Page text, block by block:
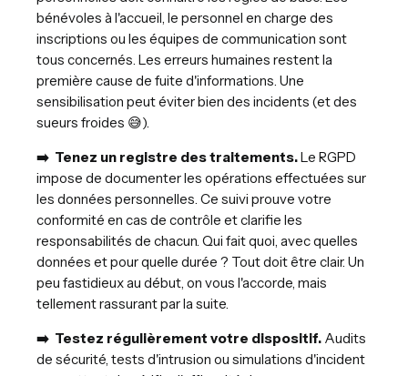
bénévoles à l'accueil, le personnel en charge des
inscriptions ou les équipes de communication sont
tous concernés. Les erreurs humaines restent la
première cause de fuite d'informations. Une
sensibilisation peut éviter bien des incidents (et des
sueurs froides 😅).
➡️ Tenez un registre des traitements.Le RGPD
impose de documenter les opérations effectuées sur
les données personnelles. Ce suivi prouve votre
conformité en cas de contrôle et clarifie les
responsabilités de chacun. Qui fait quoi, avec quelles
données et pour quelle durée ? Tout doit être clair. Un
peu fastidieux au début, on vous l'accorde, mais
tellement rassurant par la suite.
➡️ Testez régulièrement votre dispositif. Audits
de sécurité, tests d'intrusion ou simulations d'incident